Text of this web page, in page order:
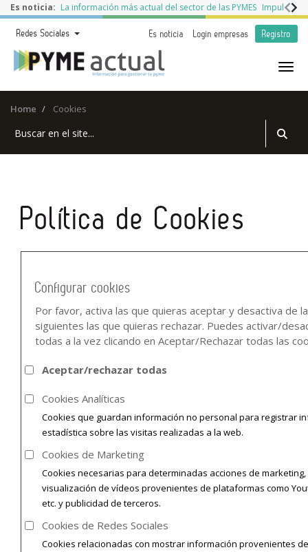
Es noticia: La información más actual del sector de las PYMES Impulso a
Redes Sociales Es noticia Login empresas Registro
Home Cookies
Política de Cookies
Configurar cookies
Por favor, activa las que quieras aceptar y desactiva de
siguientes las que quieras rechazar. Puedes activar/
todas a la vez clicando en Aceptar/Rechazar todas las
Aceptar/rechazar todas
Cookies Analíticas
Cookies que guardan información no personal para registrar
estadística sobre las visitas realizadas a la web.
Cookies de Marketing
Cookies necesarias para determinadas acciones de
visualización de vídeos provenientes de plataformas como
etc. y publicidad de terceros.
Cookies de Redes Sociales
Cookies relacionadas con mostrar información provenientes